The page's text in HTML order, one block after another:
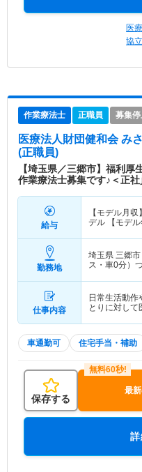
医
協
作業療法士 正職員 募集
医療法人財団健和会 み
(正職員)
【埼玉県／三郷市】福利
作業療法士募集です♪＜正社
給与
【モデル月収】
デル 【モデル
勤務地
埼玉県 三郷市
ス・車0分）
仕事内容
日常生活動作
とりに対し
車通勤可 住宅手当・補助
保存する
最